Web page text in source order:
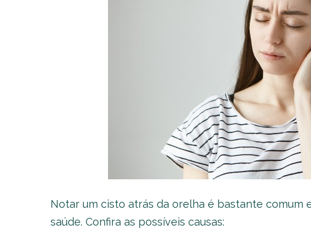
Notar um cisto atrás da orelha é bastante comum
saúde. Confira as possíveis causas: